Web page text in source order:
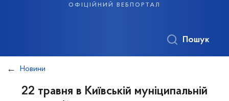
офіційний вебпортал
Пошук
Новини
22 травня в Київській муніципальній